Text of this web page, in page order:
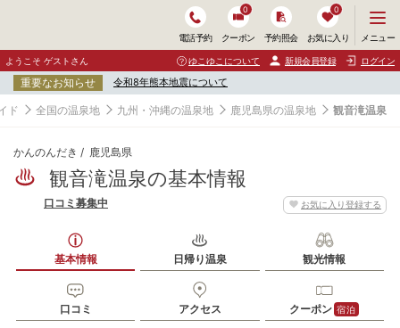
電話予約 クーポン
0
予約照会 お気に入り
0
ニ
ュ
ー
開
く
メニュー
ようこそ ゲストさん ゆこゆこについて 新規会員登録 ログイン
重要なお知らせ 令和8年熊本地震について
ド 全国の温泉地 九州・沖縄の温泉地 鹿児島県の温泉地 観音滝温泉
かんのんだき 鹿児島県
観音滝温泉の基本情報
お気に入り登録する
口コミ募集中
基本情報 日帰り温泉 観光情報
口コミ アクセス クーポン 宿泊